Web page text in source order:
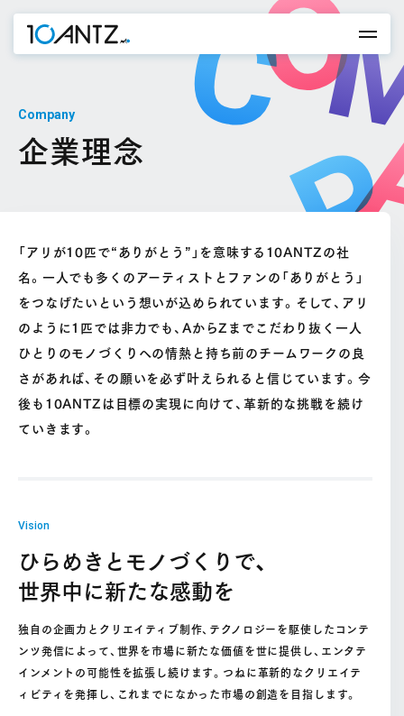
Company
企業理念
「アリが10匹で“ありがとう”」を意味する10ANTZの社
名。一人でも多くのアーティストとファンの「ありがとう」
をつなげたいという想いが込められています。そして、アリ
のように1匹では非力でも、AからZまでこだわり抜く一人
ひとりのモノづくりへの情熱と持ち前のチームワークの良
さがあれば、その願いを必ず叶えられると信じています。今
後も10ANTZは目標の実現に向けて、革新的な挑戦を続け
ていきます。
Vision
ひらめきとモノづくりで、
世界中に新たな感動を
独自の企画力とクリエイティブ制作、テクノロジーを駆使したコンテ
ンツ発信によって、世界を市場に新たな価値を世に提供し、エンタテ
インメントの可能性を拡張し続けます。つねに革新的なクリエイテ
ィビティを発揮し、これまでになかった市場の創造を目指します。